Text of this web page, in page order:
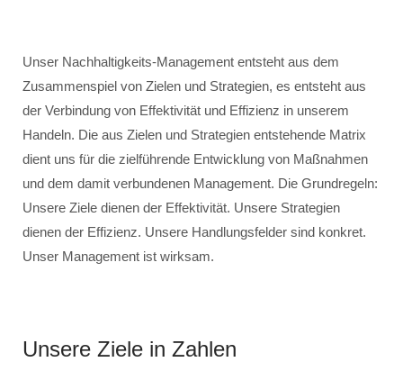
Unser Nachhaltigkeits-Management entsteht aus dem
Zusammenspiel von Zielen und Strategien, es entsteht aus
der Verbindung von Effektivität und Effizienz in unserem
Handeln. Die aus Zielen und Strategien entstehende Matrix
dient uns für die zielführende Entwicklung von Maßnahmen
und dem damit verbundenen Management. Die Grundregeln:
Unsere Ziele dienen der Effektivität. Unsere Strategien
dienen der Effizienz. Unsere Handlungsfelder sind konkret.
Unser Management ist wirksam.
Unsere Ziele in Zahlen